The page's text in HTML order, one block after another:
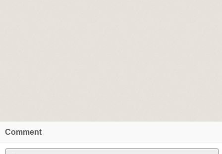
Comment